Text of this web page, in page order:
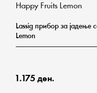
Lassig прибор за јадење
Lemon
1.175 ден.